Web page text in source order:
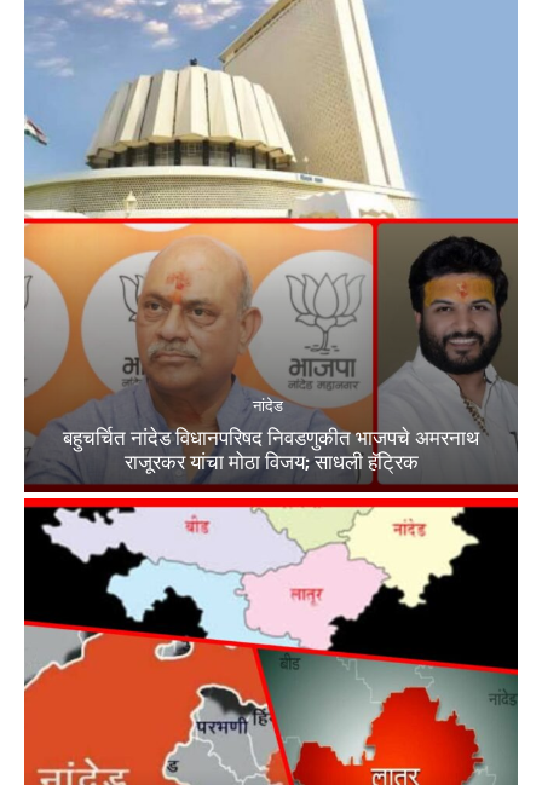
नांदेड
बहुचर्चित नांदेड विधानपरिषद निवडणुकीत भाजपचे अमरनाथ
राजूरकर यांचा मोठा विजय; साधली हॅट्रिक